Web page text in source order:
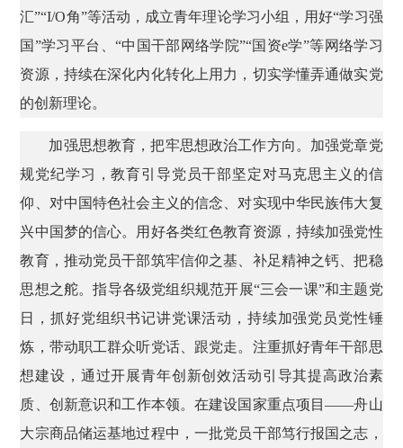
汇”“I/O角”等活动，成立青年理论学习小组，用好“学习强
国”学习平台、“中国干部网络学院”“国资e学”等网络学习
资源，持续在深化内化转化上用力，切实学懂弄通做实党
的创新理论。
加强思想教育，把牢思想政治工作方向。加强党章党
规党纪学习，教育引导党员干部坚定对马克思主义的信
仰、对中国特色社会主义的信念、对实现中华民族伟大复
兴中国梦的信心。用好各类红色教育资源，持续加强党性
教育，推动党员干部筑牢信仰之基、补足精神之钙、把稳
思想之舵。指导各级党组织规范开展“三会一课”和主题党
日，抓好党组织书记讲党课活动，持续加强党员党性锤
炼，带动职工群众听党话、跟党走。注重抓好青年干部思
想建设，通过开展青年创新创效活动引导其提高政治素
质、创新意识和工作本领。在建设国家重点项目——舟山
大宗商品储运基地过程中，一批党员干部笃行报国之志，